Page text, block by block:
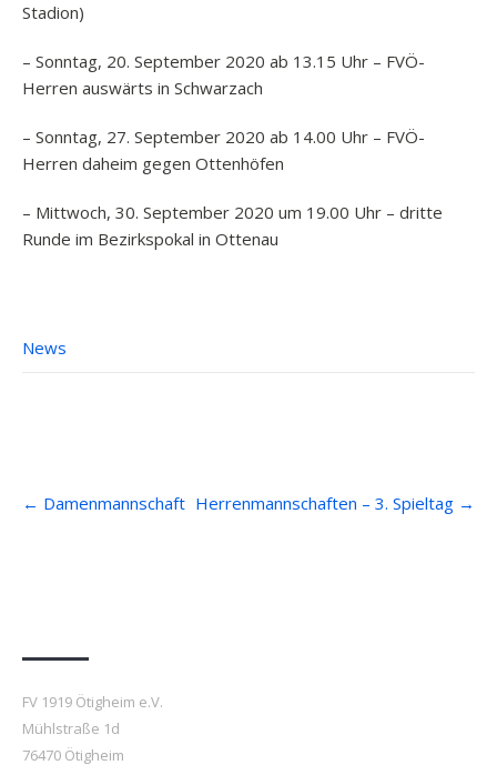
Stadion)
– Sonntag, 20. September 2020 ab 13.15 Uhr – FVÖ-
Herren auswärts in Schwarzach
– Sonntag, 27. September 2020 ab 14.00 Uhr – FVÖ-
Herren daheim gegen Ottenhöfen
– Mittwoch, 30. September 2020 um 19.00 Uhr – dritte
Runde im Bezirkspokal in Ottenau
News
navigation
← Damenmannschaft Herrenmannschaften – 3. Spieltag →
FV 1919 Ötigheim e.V.
Mühlstraße 1d
76470 Ötigheim